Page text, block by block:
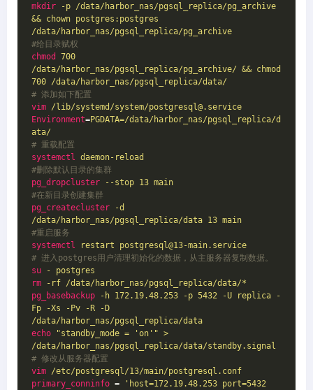
mkdir
-p /data/harbor_nas/pgsql_replica/pg_archive
&& chown postgres:postgres
/data/harbor_nas/pgsql_replica/pg_archive
#给目录赋权
chmod
700
/data/harbor_nas/pgsql_replica/pg_archive/ && chmod
700 /data/harbor_nas/pgsql_replica/data/
# 添加如下配置
vim /lib/systemd/system/postgresql@.service
Environment=PGDATA=/data/harbor_nas/pgsql_replica/d
ata/
# 重载配置
systemctl
daemon-reload
#删除默认目录的集群
pg_dropcluster
--stop 13 main
#在新目录创建集群
pg_createcluster
-d
/data/harbor_nas/pgsql_replica/data 13 main
#重启服务
systemctl
restart postgresql@13-main.service
# 进入postgres用户清理初始化的数据，从主服务器复制数据。
su
- postgres
rm
-rf /data/harbor_nas/pgsql_replica/data/*
pg_basebackup
-h 172.19.48.253 -p 5432 -U replica -
Fp -Xs -Pv -R -D
/data/harbor_nas/pgsql_replica/data
echo
"standby_mode = 'on'" >
/data/harbor_nas/pgsql_replica/data/standby.signal
# 修改从服务器配置
vim /etc/postgresql/13/main/postgresql.conf
primary_conninfo =
'host=172.19.48.253 port=5432